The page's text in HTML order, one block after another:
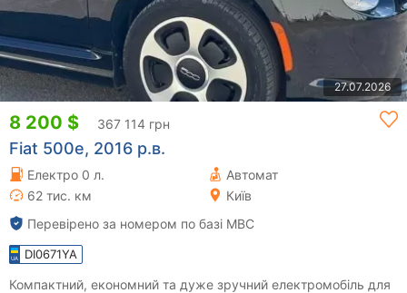
27.07.2026
8 200 $ 367 114 грн
Fiat 500e, 2016 р.в.
Електро 0 л.
Автомат
62 тис. км
Київ
Перевірено за номером по базі МВС
DI0671YA
Компактний, економний та дуже зручний електромобіль для